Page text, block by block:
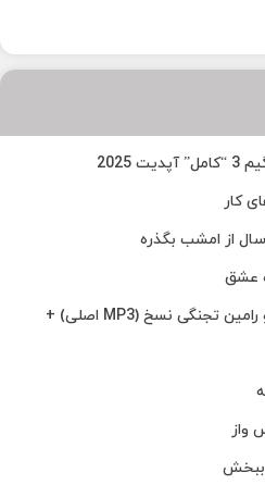
کار
از امشب بگذره
عشق
دانلود آهنگ مسعود جلیلیان و رامین تجنگی نسخ (MP3 اصلی) +
واز
ببخش